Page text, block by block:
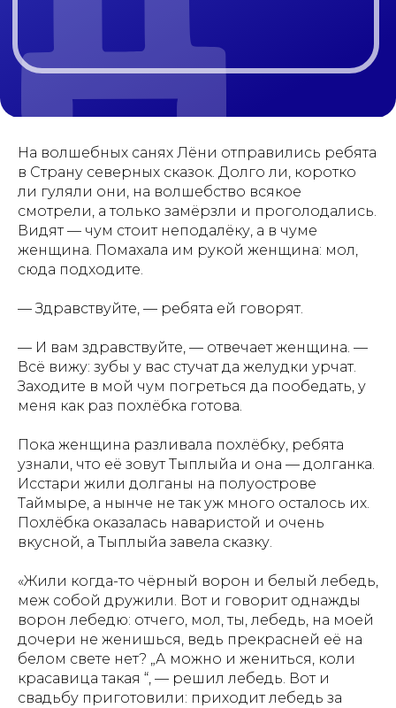
На волшебных санях Лёни отправились ребята
в Страну северных сказок. Долго ли, коротко
ли гуляли они, на волшебство всякое
смотрели, а только замёрзли и проголодались.
Видят — чум стоит неподалёку, а в чуме
женщина. Помахала им рукой женщина: мол,
сюда подходите.
— Здравствуйте, — ребята ей говорят.
— И вам здравствуйте, — отвечает женщина. —
Всё вижу: зубы у вас стучат да желудки урчат.
Заходите в мой чум погреться да пообедать, у
меня как раз похлёбка готова.
Пока женщина разливала похлёбку, ребята
узнали, что её зовут Тыплыйа и она — долганка.
Исстари жили долганы на полуострове
Таймыре, а нынче не так уж много осталось их.
Похлёбка оказалась наваристой и очень
вкусной, а Тыплыйа завела сказку.
«Жили когда-то чёрный ворон и белый лебедь,
меж собой дружили. Вот и говорит однажды
ворон лебедю: отчего, мол, ты, лебедь, на моей
дочери не женишься, ведь прекрасней её на
белом свете нет? „А можно и жениться, коли
красавица такая “, — решил лебедь. Вот и
свадьбу приготовили: приходит лебедь за